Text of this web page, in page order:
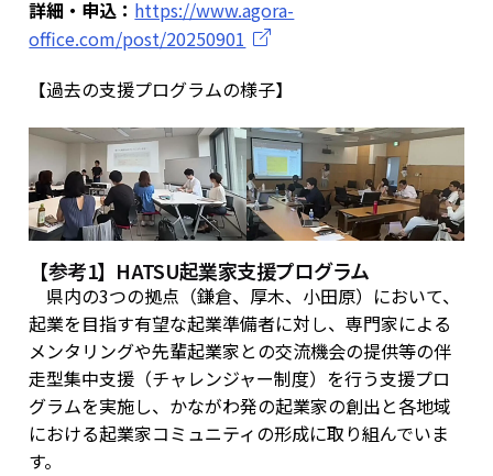
詳細・申込： https://www.agora-
office.com/post/20250901
【過去の支援プログラムの様子】
【参考1】HATSU起業家支援プログラム
県内の3つの拠点（鎌倉、厚木、小田原）において、
起業を目指す有望な起業準備者に対し、専門家による
メンタリングや先輩起業家との交流機会の提供等の伴
走型集中支援（チャレンジャー制度）を行う支援プロ
グラムを実施し、かながわ発の起業家の創出と各地域
における起業家コミュニティの形成に取り組んでいま
す。